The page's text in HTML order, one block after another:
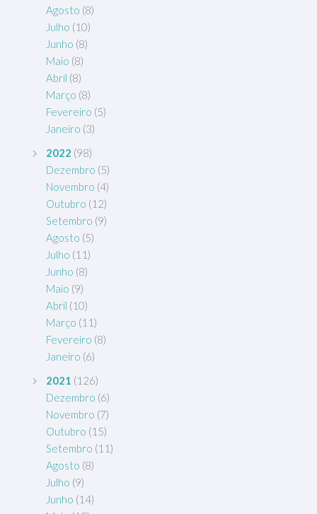
Agosto (8)
Julho (10)
Junho (8)
Maio (8)
Abril (8)
Março (8)
Fevereiro (5)
Janeiro (3)
2022 (98)
Dezembro (5)
Novembro (4)
Outubro (12)
Setembro (9)
Agosto (5)
Julho (11)
Junho (8)
Maio (9)
Abril (10)
Março (11)
Fevereiro (8)
Janeiro (6)
2021 (126)
Dezembro (6)
Novembro (7)
Outubro (15)
Setembro (11)
Agosto (8)
Julho (9)
Junho (14)